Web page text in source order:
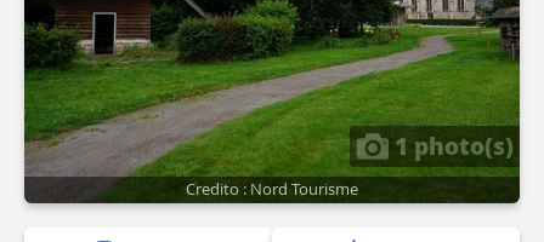
1 photo(s)
Credito : Nord Tourisme